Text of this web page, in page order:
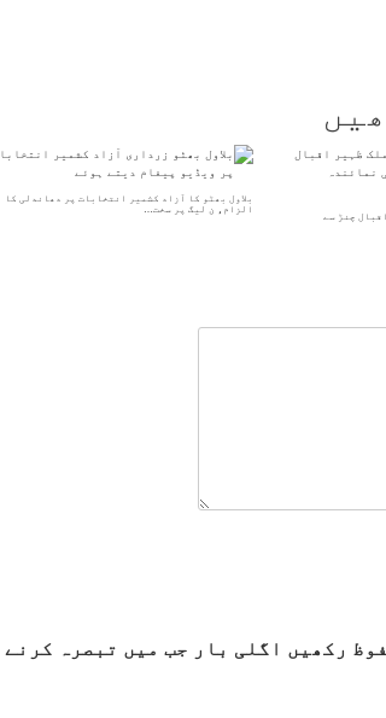
بلاول بھٹو کا آزاد کشمیر انتخابات پر دھاندلی کا
الزام، ن لیگ پر سخت…
چنڑ سے
رکھیں اگلی بار جب میں تبصرہ کرنے